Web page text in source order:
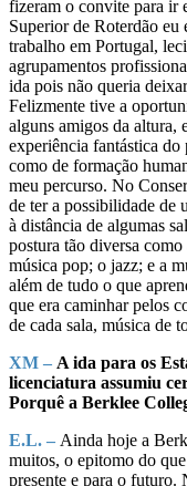
fizeram o convite para ir
Superior de Roterdão eu
trabalho em Portugal,
agrupamentos
ida pois não queria
Felizmente tive a
alguns amigos da altura,
experiência fantástica
como de formação
meu percurso. No
de ter a possibilidade de
à distância de algumas
postura tão diversa
música pop; o jazz; e a
além de tudo o que
que era caminhar pelos
de cada sala, música de
XM – A ida para os
licenciatura assumiu
Porquê a Berklee
E.L. – Ainda hoje a
muitos, o epitomo do
presente e para o futuro.